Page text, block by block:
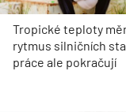
Tropické teploty
rytmus silničních
práce ale pokračují